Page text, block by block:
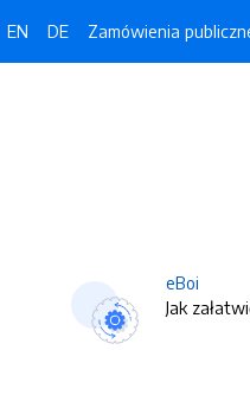
EN DE Zamówienia
eBoi
Jak